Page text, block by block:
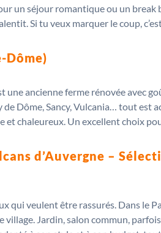
un séjour romantique ou un
Si tu veux marquer le coup,
Dôme)
une ancienne ferme rénovée avec
Dôme, Sancy, Vulcania… tout est
chaleureux. Un excellent choix
d’Auvergne –
qui veulent être rassurés. Dans le
village. Jardin, salon commun,